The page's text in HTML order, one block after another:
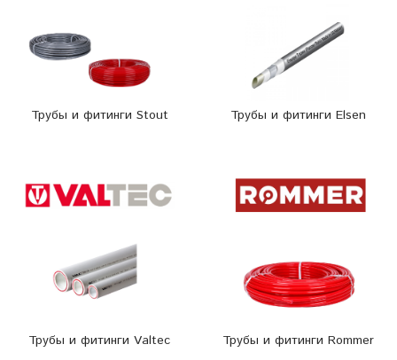
Трубы и фитинги Stout Трубы и фитинги Elsen
Трубы и фитинги Valtec Трубы и фитинги Rommer